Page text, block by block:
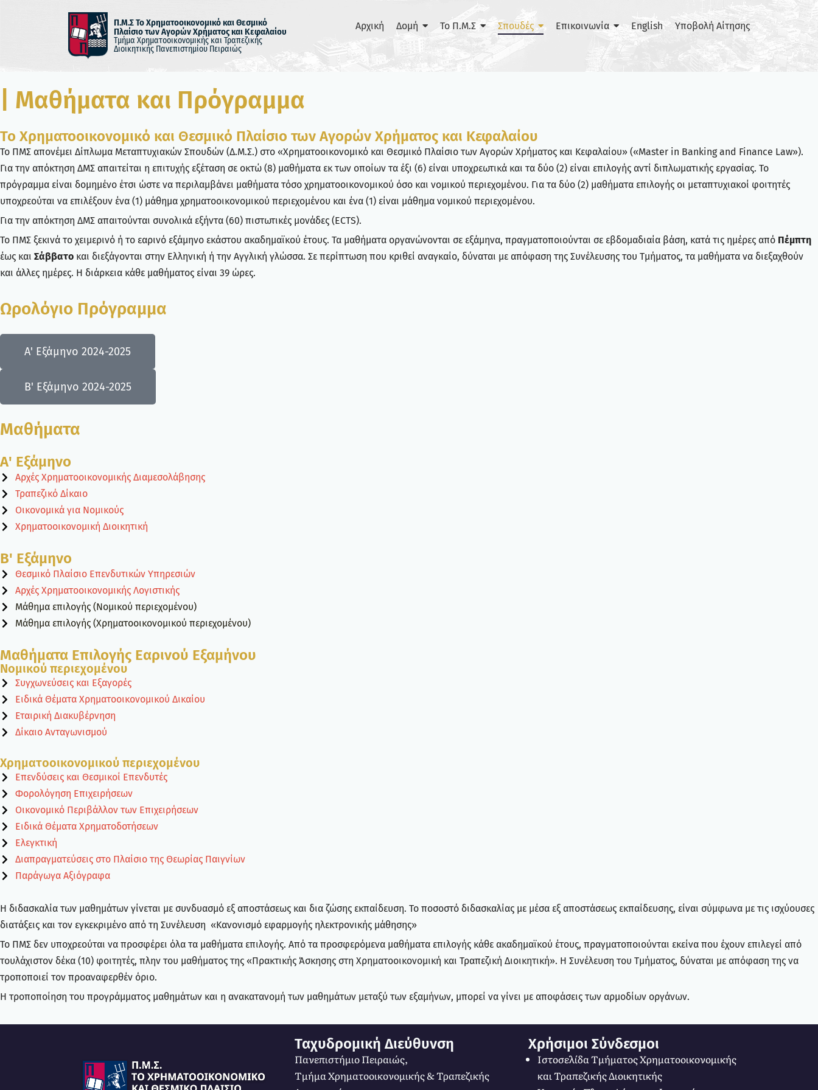
Π.Μ.Σ Το Χρηματοοικονομικό και Θεσμικό
Πλαίσιο των Αγορών Χρήματος και Κεφαλαίου
Τμήμα Χρηματοοικονομικής και Τραπεζικής
Διοικητικής Πανεπιστημίου Πειραιώς
Αρχική Δομή Το Π.Μ.Σ Σπουδές Επικοινωνία English Υποβολή Αίτησης
| Μαθήματα και Πρόγραμμα
Το Χρηματοοικονομικό και Θεσμικό Πλαίσιο των Αγορών Χρήματος και Κεφαλαίου
Το ΠΜΣ απονέμει Δίπλωμα Μεταπτυχιακών Σπουδών (Δ.Μ.Σ.) στο «Χρηματοοικονομικό και Θεσμικό Πλαίσιο των Αγορών Χρήματος και Κεφαλαίου» («Master in Banking and Finance Law»).
Για την απόκτηση ΔΜΣ απαιτείται η επιτυχής εξέταση σε οκτώ (8) μαθήματα εκ των οποίων τα έξι (6) είναι υποχρεωτικά και τα δύο (2) είναι επιλογής αντί διπλωματικής εργασίας. Το
πρόγραμμα είναι δομημένο έτσι ώστε να περιλαμβάνει μαθήματα τόσο χρηματοοικονομικού όσο και νομικού περιεχομένου. Για τα δύο (2) μαθήματα επιλογής οι μεταπτυχιακοί φοιτητές
υποχρεούται να επιλέξουν ένα (1) μάθημα χρηματοοικονομικού περιεχομένου και ένα (1) είναι μάθημα νομικού περιεχομένου.
Για την απόκτηση ΔΜΣ απαιτούνται συνολικά εξήντα (60) πιστωτικές μονάδες (ECTS).
Το ΠΜΣ ξεκινά το χειμερινό ή το εαρινό εξάμηνο εκάστου ακαδημαϊκού έτους. Τα μαθήματα οργανώνονται σε εξάμηνα, πραγματοποιούνται σε εβδομαδιαία βάση, κατά τις ημέρες από Πέμπτη
έως και Σάββατο και διεξάγονται στην Ελληνική ή την Αγγλική γλώσσα. Σε περίπτωση που κριθεί αναγκαίο, δύναται με απόφαση της Συνέλευσης του Τμήματος, τα μαθήματα να διεξαχθούν
και άλλες ημέρες. Η διάρκεια κάθε μαθήματος είναι 39 ώρες.
Ωρολόγιο Πρόγραμμα
Α' Εξάμηνο 2024-2025
Β' Εξάμηνο 2024-2025
Μαθήματα
Α' Εξάμηνο
Αρχές Χρηματοοικονομικής Διαμεσολάβησης
Τραπεζικό Δίκαιο
Οικονομικά για Νομικούς
Χρηματοοικονομική Διοικητική
Β' Εξάμηνο
Θεσμικό Πλαίσιο Επενδυτικών Υπηρεσιών
Αρχές Χρηματοοικονομικής Λογιστικής
Μάθημα επιλογής (Νομικού περιεχομένου)
Μάθημα επιλογής (Χρηματοοικονομικού περιεχομένου)
Μαθήματα Επιλογής Εαρινού Εξαμήνου
Νομικού περιεχομένου
Συγχωνεύσεις και Εξαγορές
Ειδικά Θέματα Χρηματοοικονομικού Δικαίου
Εταιρική Διακυβέρνηση
Δίκαιο Ανταγωνισμού
Χρηματοοικονομικού περιεχομένου
Επενδύσεις και Θεσμικοί Επενδυτές
Φορολόγηση Επιχειρήσεων
Οικονομικό Περιβάλλον των Επιχειρήσεων
Ειδικά Θέματα Χρηματοδοτήσεων
Ελεγκτική
Διαπραγματεύσεις στο Πλαίσιο της Θεωρίας Παιγνίων
Παράγωγα Αξιόγραφα
Η διδασκαλία των μαθημάτων γίνεται με συνδυασμό εξ αποστάσεως και δια ζώσης εκπαίδευση. Το ποσοστό διδασκαλίας με μέσα εξ αποστάσεως εκπαίδευσης, είναι σύμφωνα με τις ισχύουσες
διατάξεις και τον εγκεκριμένο από τη Συνέλευση «Κανονισμό εφαρμογής ηλεκτρονικής μάθησης»
Το ΠΜΣ δεν υποχρεούται να προσφέρει όλα τα μαθήματα επιλογής. Από τα προσφερόμενα μαθήματα επιλογής κάθε ακαδημαϊκού έτους, πραγματοποιούνται εκείνα που έχουν επιλεγεί από
τουλάχιστον δέκα (10) φοιτητές, πλην του μαθήματος της «Πρακτικής Άσκησης στη Χρηματοοικονομική και Τραπεζική Διοικητική». Η Συνέλευση του Τμήματος, δύναται με απόφαση της να
τροποποιεί τον προαναφερθέν όριο.
Η τροποποίηση του προγράμματος μαθημάτων και η ανακατανομή των μαθημάτων μεταξύ των εξαμήνων, μπορεί να γίνει με αποφάσεις των αρμοδίων οργάνων.
Ταχυδρομική Διεύθυνση
Πανεπιστήμιο Πειραιώς,
Τμήμα Χρηματοοικονομικής & Τραπεζικής
Χρήσιμοι Σύνδεσμοι
Ιστοσελίδα Τμήματος Χρηματοοικονομικής
και Τραπεζικής Διοικητικής